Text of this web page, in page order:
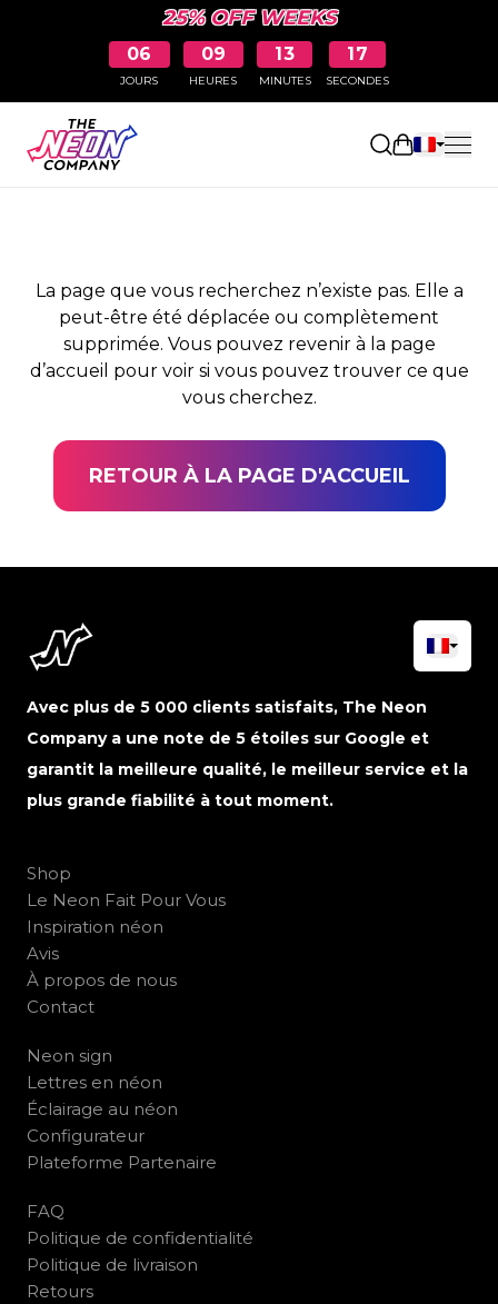
25% OFF WEEKS
06
JOURS
09
HEURES
13
MINUTES
17
SECONDES
Ouvrir le
PAGE NON TROUVÉE
La page que vous recherchez n’existe pas. Elle a
peut-être été déplacée ou complètement
supprimée. Vous pouvez revenir à la page
d’accueil pour voir si vous pouvez trouver ce que
vous cherchez.
RETOUR À LA PAGE D'ACCUEIL
Avec plus de 5 000 clients satisfaits, The Neon
Company a une note de 5 étoiles sur Google et
garantit la meilleure qualité, le meilleur service et la
plus grande fiabilité à tout moment.
Shop
Le Neon Fait Pour Vous
Inspiration néon
Avis
À propos de nous
Contact
Neon sign
Lettres en néon
Éclairage au néon
Configurateur
Plateforme Partenaire
FAQ
Politique de confidentialité
Politique de livraison
Retours